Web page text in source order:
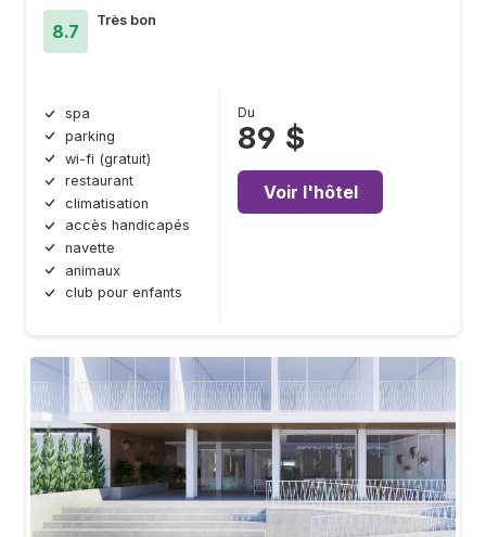
8.7
Très bon
spa
parking
wi-fi (gratuit)
restaurant
climatisation
accès handicapés
navette
animaux
club pour enfants
Du
89 $
Voir l'hôtel